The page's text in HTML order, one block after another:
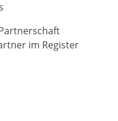
im Register